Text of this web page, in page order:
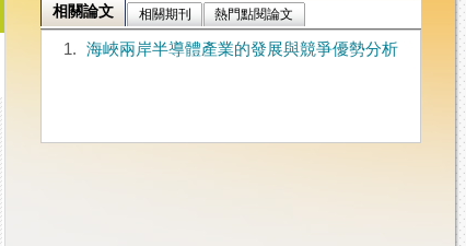
相關論文 相關期刊 熱門點閱論文
1. 海峽兩岸半導體產業的發展與競爭優勢分析